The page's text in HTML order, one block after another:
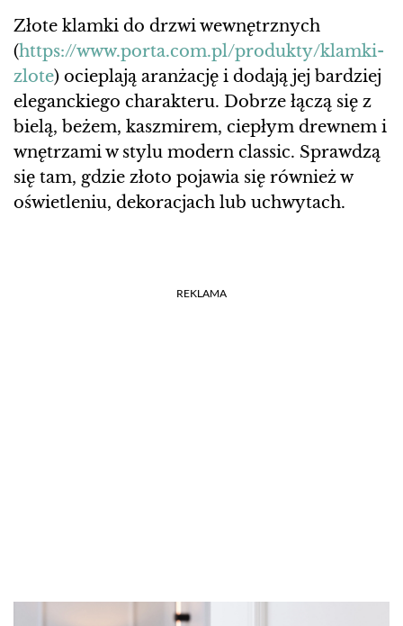
Złote klamki do drzwi wewnętrznych
(https://www.porta.com.pl/produkty/klamki-
zlote) ocieplają aranżację i dodają jej bardziej
eleganckiego charakteru. Dobrze łączą się z
bielą, beżem, kaszmirem, ciepłym drewnem i
wnętrzami w stylu modern classic. Sprawdzą
się tam, gdzie złoto pojawia się również w
oświetleniu, dekoracjach lub uchwytach.
REKLAMA